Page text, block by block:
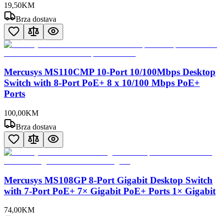
19,50KM
Brza dostava
Mercusys MS110CMP 10-Port 10/100Mbps Desktop
Switch with 8-Port PoE+ 8 x 10/100 Mbps PoE+
Ports
100,00KM
Brza dostava
Mercusys MS108GP 8-Port Gigabit Desktop Switch
with 7-Port PoE+ 7× Gigabit PoE+ Ports 1× Gigabit
74,00KM